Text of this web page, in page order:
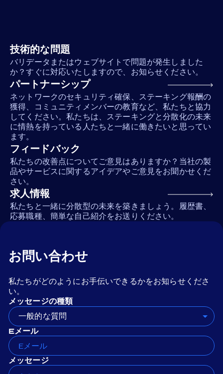
技術的な問題
バリデータまたはウェブサイトで問題が発生しました
か？すぐに対応いたしますので、お知らせください。
パートナーシップ
ネットワークのセキュリティ確保、ステーキング報酬の
獲得、コミュニティメンバーの教育など、私たちと協力
してください。私たちは、ステーキングと分散化の未来
に情熱を持っている人たちと一緒に働きたいと思ってい
ます。
フィードバック
私たちの改善点についてご意見はありますか？当社の製
品やサービスに関するアイデアやご意見をお聞かせくだ
さい。
求人情報
私たちと一緒に分散型の未来を築きましょう。履歴書、
応募職種、簡単な自己紹介をお送りください。
お問い合わせ
私たちがどのようにお手伝いできるかをお知らせくださ
い。
メッセージの種類
一般的な質問
Eメール
メッセージ